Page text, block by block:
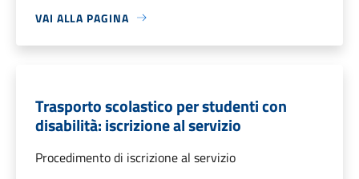
VAI ALLA PAGINA
Trasporto scolastico per studenti con
disabilità: iscrizione al servizio
Procedimento di iscrizione al servizio